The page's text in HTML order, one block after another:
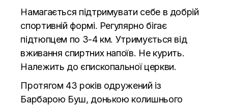
Намагається підтримувати себе в добрій
спортивній формі. Регулярно бігає
підтюпцем по 3-4 км. Утримується від
вживання спиртних напоїв. Не курить.
Належить до єпископальної церкви.
Протягом 43 років одружений із
Барбарою Буш, донькою колишнього